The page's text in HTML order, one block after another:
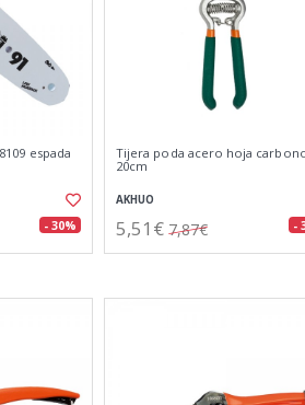
espada
- 30%
Tijera poda acero hoja
20cm
AKHUO
5,51€ 7,87€ -